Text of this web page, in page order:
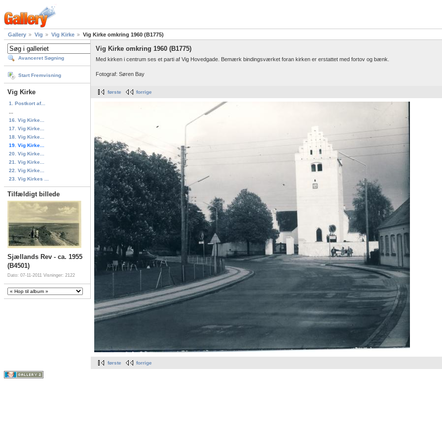
Gallery Vig Vig Kirke Vig Kirke omkring 1960 (B1775)
Avanceret Søgning
Start Fremvisning
Vig Kirke
1. Postkort af...
16. Vig Kirke...
17. Vig Kirke...
18. Vig Kirke...
19. Vig Kirke...
20. Vig Kirke...
21. Vig Kirke...
22. Vig Kirke...
23. Vig Kirkes ...
Tilfældigt billede
Sjællands Rev - ca. 1955
(B4501)
Dato: 07-11-2011 Visninger: 2122
Vig Kirke omkring 1960 (B1775)
Med kirken i centrum ses et parti af Vig Hovedgade. Bemærk bindingsværket foran kirken er erstattet med fortov og bænk.
Fotograf: Søren Bay
første forrige
første forrige